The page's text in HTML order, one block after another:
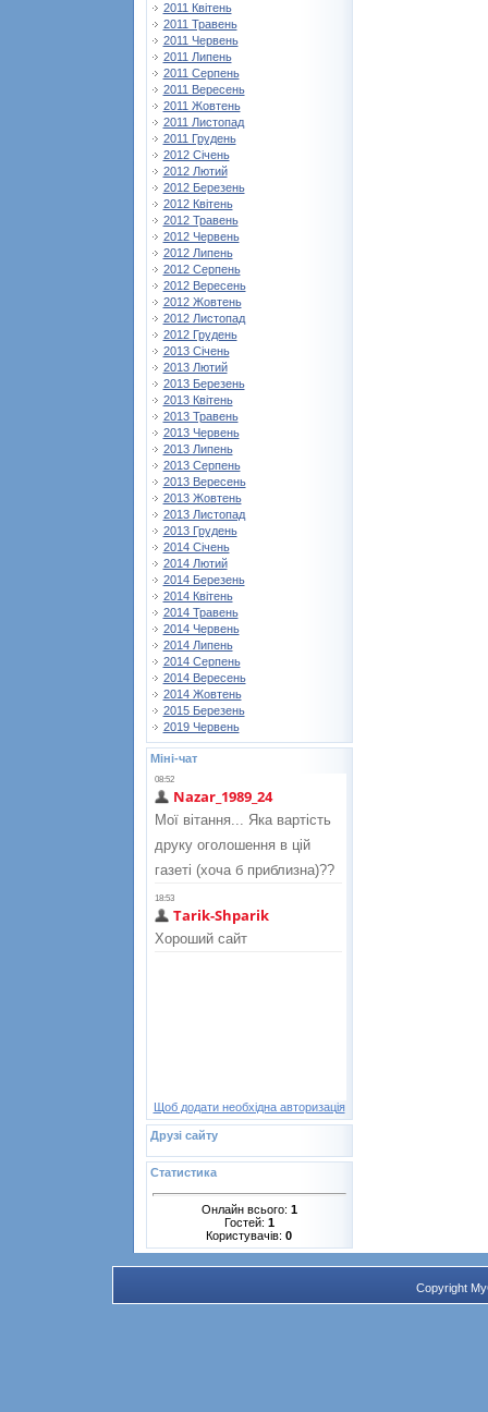
2011 Квітень
2011 Травень
2011 Червень
2011 Липень
2011 Серпень
2011 Вересень
2011 Жовтень
2011 Листопад
2011 Грудень
2012 Січень
2012 Лютий
2012 Березень
2012 Квітень
2012 Травень
2012 Червень
2012 Липень
2012 Серпень
2012 Вересень
2012 Жовтень
2012 Листопад
2012 Грудень
2013 Січень
2013 Лютий
2013 Березень
2013 Квітень
2013 Травень
2013 Червень
2013 Липень
2013 Серпень
2013 Вересень
2013 Жовтень
2013 Листопад
2013 Грудень
2014 Січень
2014 Лютий
2014 Березень
2014 Квітень
2014 Травень
2014 Червень
2014 Липень
2014 Серпень
2014 Вересень
2014 Жовтень
2015 Березень
2019 Червень
Міні-чат
Щоб додати необхідна авторизація
Друзі сайту
Статистика
Онлайн всього: 1
Гостей: 1
Користувачів: 0
Copyright